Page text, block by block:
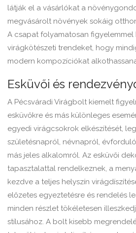
látják el a vásárlókat a
megvásárolt növények sokáig
A csapat folyamatosan figyelemmel
virágkötészeti trendeket, hogy
modern kompozíciókat
Esküvői és
A Pécsváradi Virágbolt kiemelt
esküvőkre és más különleges
egyedi virágcsokrok elkészítését,
születésnapról, névnapról,
más jeles alkalomról. Az esküvői
tapasztalattal rendelkeznek, a
kezdve a teljes helyszín
előzetes egyeztetésre és rendelés
minden részlet tökéletesen
stílusához. A bolt kisebb